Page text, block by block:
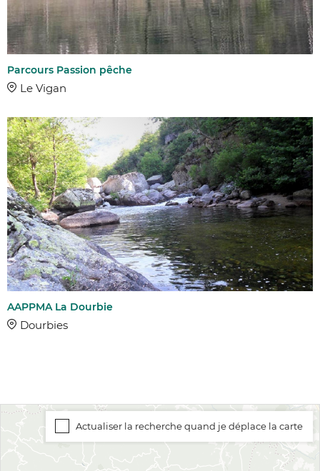
Parcours Passion pêche
Le Vigan
AAPPMA La Dourbie
Dourbies
Actualiser la recherche quand je déplace la carte